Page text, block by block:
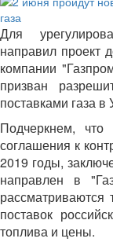
Для
направил проект
компании
призван
поставками газа в
Подчеркнем, что
соглашения к
2019 годы,
направлен в
поставок
топлива и цены.